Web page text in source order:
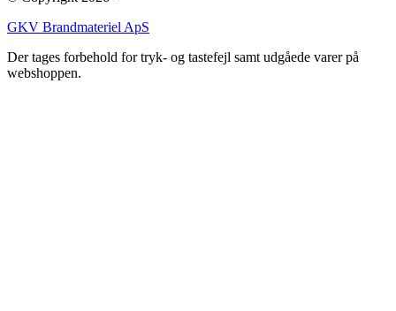
GKV Brandmateriel ApS
Der tages forbehold for tryk- og tastefejl samt udgåede varer på
webshoppen.